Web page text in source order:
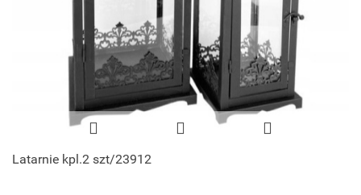
Latarnie kpl.2 szt/23912